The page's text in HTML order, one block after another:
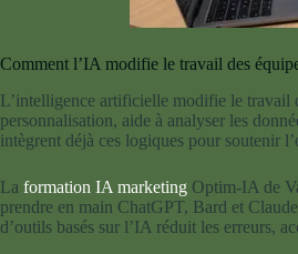
Comment l’IA modifie le travail des
L’intelligence artificielle modifie le travail
personnalisation, aide à analyser les
intègrent déjà ces logiques pour soutenir
La formation IA marketing Optim-IA de
prendre en main ChatGPT, Bard et
d’outils basés sur l’IA réduit les erreurs,